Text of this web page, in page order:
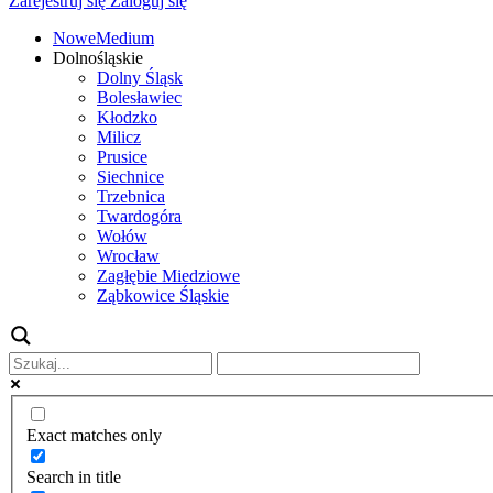
NoweMedium
Dolnośląskie
Dolny Śląsk
Bolesławiec
Kłodzko
Milicz
Prusice
Siechnice
Trzebnica
Twardogóra
Wołów
Wrocław
Zagłębie Miedziowe
Ząbkowice Śląskie
Exact matches only
Search in title